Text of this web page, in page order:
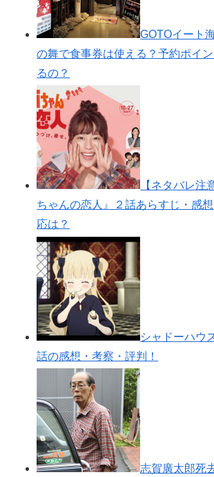
GOTOイート
の舞で食事券は使える？予約ポイ
るの？
【ネタバレ注
ちゃんの恋人』２話あらすじ・感
応は？
シャドーハウ
話の感想・考察・評判！
志賀廣太郎死